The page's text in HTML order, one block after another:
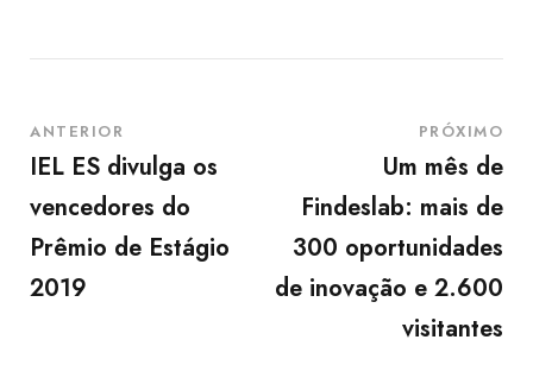
ANTERIOR
IEL ES divulga os
vencedores do
Prêmio de Estágio
2019
PRÓXIMO
Um mês de
Findeslab: mais de
300 oportunidades
de inovação e 2.600
visitantes